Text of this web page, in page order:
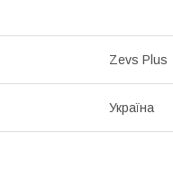
Zevs Plus
Україна